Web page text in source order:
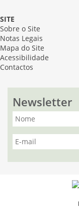
SITE
Sobre o Site
Notas Legais
Mapa do Site
Acessibilidade
Contactos
Newsletter